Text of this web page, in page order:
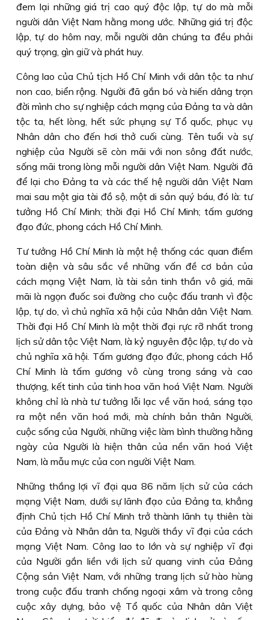
đem lại những giá trị cao quý độc lập, tự do mà mỗi
người dân Việt Nam hằng mong ước. Những giá trị độc
lập, tự do hôm nay, mỗi người dân chúng ta đều phải
quý trọng, gìn giữ và phát huy.
Công lao của Chủ tịch Hồ Chí Minh với dân tộc ta như
non cao, biển rộng. Người đã gắn bó và hiến dâng trọn
đời mình cho sự nghiệp cách mạng của Ðảng ta và dân
tộc ta, hết lòng, hết sức phụng sự Tổ quốc, phục vụ
Nhân dân cho đến hơi thở cuối cùng. Tên tuổi và sự
nghiệp của Người sẽ còn mãi với non sông đất nước,
sống mãi trong lòng mỗi người dân Việt Nam. Người đã
để lại cho Ðảng ta và các thế hệ người dân Việt Nam
mai sau một gia tài đồ sộ, một di sản quý báu, đó là: tư
tưởng Hồ Chí Minh; thời đại Hồ Chí Minh; tấm gương
đạo đức, phong cách Hồ Chí Minh.
Tư tưởng Hồ Chí Minh là một hệ thống các quan điểm
toàn diện và sâu sắc về những vấn đề cơ bản của
cách mạng Việt Nam, là tài sản tinh thần vô giá, mãi
mãi là ngọn đuốc soi đường cho cuộc đấu tranh vì độc
lập, tự do, vì chủ nghĩa xã hội của Nhân dân Việt Nam.
Thời đại Hồ Chí Minh là một thời đại rực rỡ nhất trong
lịch sử dân tộc Việt Nam, là kỷ nguyên độc lập, tự do và
chủ nghĩa xã hội. Tấm gương đạo đức, phong cách Hồ
Chí Minh là tấm gương vô cùng trong sáng và cao
thượng, kết tinh của tinh hoa văn hoá Việt Nam. Người
không chỉ là nhà tư tưởng lỗi lạc về văn hoá, sáng tạo
ra một nền văn hoá mới, mà chính bản thân Người,
cuộc sống của Người, những việc làm bình thường hằng
ngày của Người là hiện thân của nền văn hoá Việt
Nam, là mẫu mực của con người Việt Nam.
Những thắng lợi vĩ đại qua 86 năm lịch sử của cách
mạng Việt Nam, dưới sự lãnh đạo của Ðảng ta, khẳng
định Chủ tịch Hồ Chí Minh trở thành lãnh tụ thiên tài
của Ðảng và Nhân dân ta, Người thầy vĩ đại của cách
mạng Việt Nam. Công lao to lớn và sự nghiệp vĩ đại
của Người gắn liền với lịch sử quang vinh của Ðảng
Cộng sản Việt Nam, với những trang lịch sử hào hùng
trong cuộc đấu tranh chống ngoại xâm và trong công
cuộc xây dựng, bảo vệ Tổ quốc của Nhân dân Việt